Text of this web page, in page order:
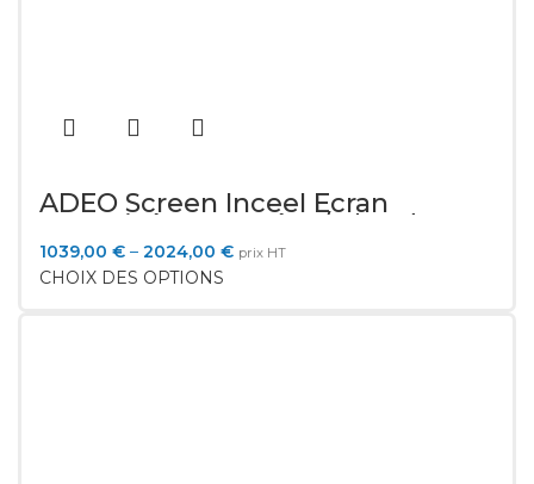
ADEO Screen Inceel Ecran
motorisé encastré 16/9 bordure
50mm
1039,00 € – 2024,00 € prix HT
CHOIX DES OPTIONS